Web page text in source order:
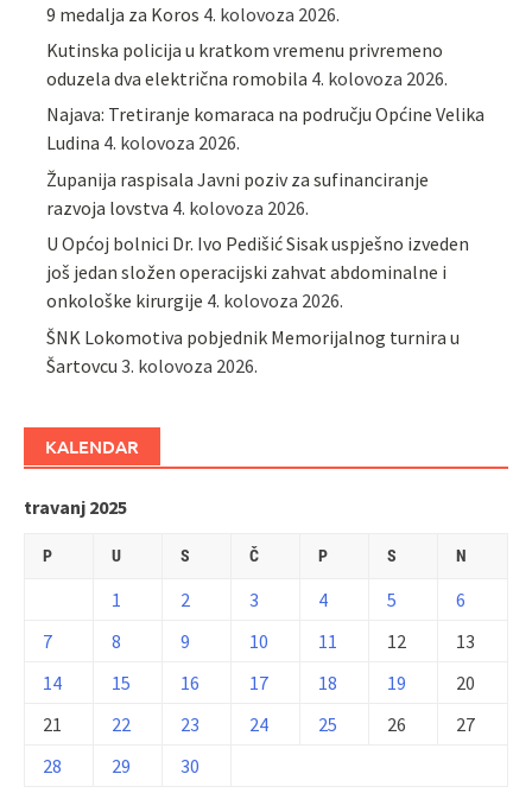
9 medalja za Koros 4. kolovoza 2026.
Kutinska policija u kratkom vremenu privremeno
oduzela dva električna romobila 4. kolovoza 2026.
Najava: Tretiranje komaraca na području Općine Velika
Ludina 4. kolovoza 2026.
Županija raspisala Javni poziv za sufinanciranje
razvoja lovstva 4. kolovoza 2026.
U Općoj bolnici Dr. Ivo Pedišić Sisak uspješno izveden
još jedan složen operacijski zahvat abdominalne i
onkološke kirurgije 4. kolovoza 2026.
ŠNK Lokomotiva pobjednik Memorijalnog turnira u
Šartovcu 3. kolovoza 2026.
KALENDAR
travanj 2025
P U S Č P S N
1 2 3 4 5
6
7
8 9 10 11 12
13
14
15 16 17 18 19
20
21
22 23 24 25 26
27
28
29 30